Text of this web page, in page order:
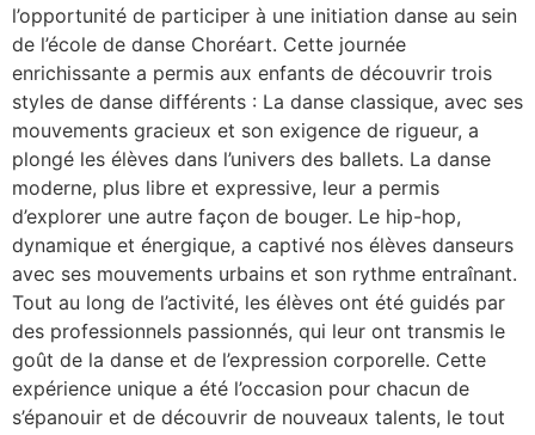
l’opportunité de participer à une initiation danse au sein
de l’école de danse Choréart. Cette journée
enrichissante a permis aux enfants de découvrir trois
styles de danse différents : La danse classique, avec ses
mouvements gracieux et son exigence de rigueur, a
plongé les élèves dans l’univers des ballets. La danse
moderne, plus libre et expressive, leur a permis
d’explorer une autre façon de bouger. Le hip-hop,
dynamique et énergique, a captivé nos élèves danseurs
avec ses mouvements urbains et son rythme entraînant.
Tout au long de l’activité, les élèves ont été guidés par
des professionnels passionnés, qui leur ont transmis le
goût de la danse et de l’expression corporelle. Cette
expérience unique a été l’occasion pour chacun de
s’épanouir et de découvrir de nouveaux talents, le tout